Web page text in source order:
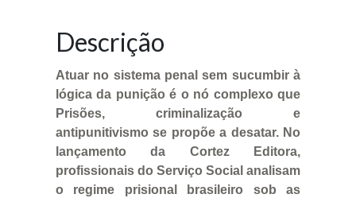
Descrição
Atuar no sistema penal sem sucumbir à
lógica da punição é o nó complexo que
Prisões, criminalização e
antipunitivismo se propõe a desatar. No
lançamento da Cortez Editora,
profissionais do Serviço Social analisam
o regime prisional brasileiro sob as